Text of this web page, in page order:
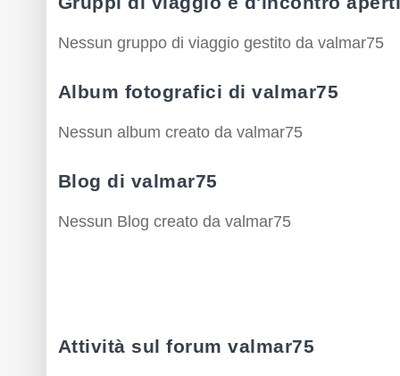
Nessun gruppo di viaggio gestito da valmar75
Album fotografici di valmar75
Nessun album creato da valmar75
Blog di valmar75
Nessun Blog creato da valmar75
Attività sul forum valmar75